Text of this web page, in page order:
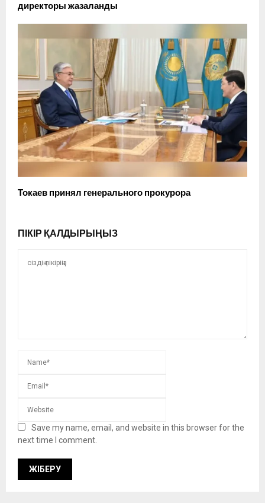
директоры жазаланды
Токаев принял генерального прокурора
ПІКІР ҚАЛДЫРЫҢЫЗ
Save my name, email, and website in this browser for the
next time I comment.